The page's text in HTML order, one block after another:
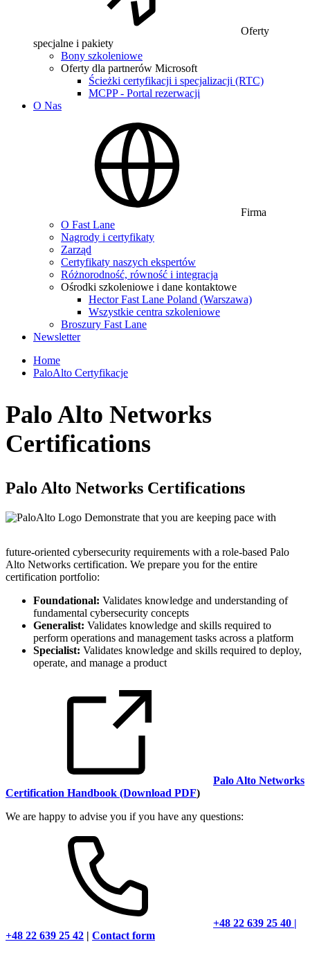
Oferty
specjalne i pakiety
Bony szkoleniowe
Oferty dla partnerów Microsoft
Ścieżki certyfikacji i specjalizacji (RTC)
MCPP - Portal rezerwacji
O Nas
Firma
O Fast Lane
Nagrody i certyfikaty
Zarząd
Certyfikaty naszych ekspertów
Różnorodność, równość i integracja
Ośrodki szkoleniowe i dane kontaktowe
Hector Fast Lane Poland (Warszawa)
Wszystkie centra szkoleniowe
Broszury Fast Lane
Newsletter
Home
PaloAlto Certyfikacje
Palo Alto Networks
Certifications
Palo Alto Networks Certifications
Demonstrate that you are keeping pace with
future-oriented cybersecurity requirements with a role-based Palo
Alto Networks certification. We prepare you for the entire
certification portfolio:
Foundational: Validates knowledge and understanding of
fundamental cybersecurity concepts
Generalist: Validates knowledge and skills required to
perform operations and management tasks across a platform
Specialist: Validates knowledge and skills required to deploy,
operate, and manage a product
Palo Alto Networks
Certification Handbook (Download PDF)
We are happy to advise you if you have any questions:
+48 22 639 25 40 |
+48 22 639 25 42 | Contact form